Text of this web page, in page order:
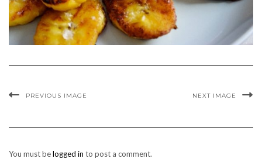
PREVIOUS IMAGE NEXT IMAGE
You must belogged in to post a comment.